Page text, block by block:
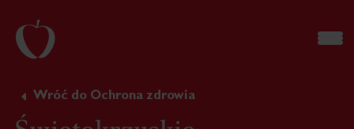
Wróć do Ochrona zdrowia